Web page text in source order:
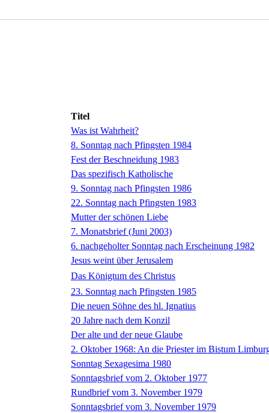
Titel
Was ist Wahrheit?
8. Sonntag nach Pfingsten 1984
Fest der Beschneidung 1983
Das spezifisch Katholische
9. Sonntag nach Pfingsten 1986
22. Sonntag nach Pfingsten 1983
Mutter der schönen Liebe
7. Monatsbrief (Juni 2003)
6. nachgeholter Sonntag nach Erscheinung 1982
Jesus weint über Jerusalem
Das Königtum des Christus
23. Sonntag nach Pfingsten 1985
Die neuen Söhne des hl. Ignatius
20 Jahre nach dem Konzil
Der alte und der neue Glaube
2. Oktober 1968: An die Priester im Bistum
Sonntag Sexagesima 1980
Sonntagsbrief vom 2. Oktober 1977
Rundbrief vom 3. November 1979
Sonntagsbrief vom 3. November 1979